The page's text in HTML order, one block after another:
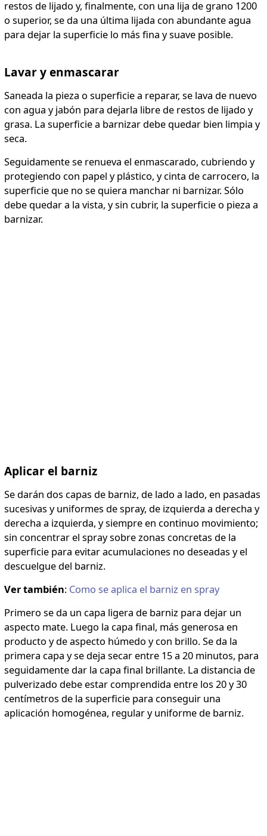
restos de lijado y, finalmente, con una lija de grano 1200
o superior, se da una última lijada con abundante agua
para dejar la superficie lo más fina y suave posible.
Lavar y enmascarar
Saneada la pieza o superficie a reparar, se lava de nuevo
con agua y jabón para dejarla libre de restos de lijado y
grasa. La superficie a barnizar debe quedar bien limpia y
seca.
Seguidamente se renueva el enmascarado, cubriendo y
protegiendo con papel y plástico, y cinta de carrocero, la
superficie que no se quiera manchar ni barnizar. Sólo
debe quedar a la vista, y sin cubrir, la superficie o pieza a
barnizar.
Aplicar el barniz
Se darán dos capas de barniz, de lado a lado, en pasadas
sucesivas y uniformes de spray, de izquierda a derecha y
derecha a izquierda, y siempre en continuo movimiento;
sin concentrar el spray sobre zonas concretas de la
superficie para evitar acumulaciones no deseadas y el
descuelgue del barniz.
Ver también: Como se aplica el barniz en spray
Primero se da un capa ligera de barniz para dejar un
aspecto mate. Luego la capa final, más generosa en
producto y de aspecto húmedo y con brillo. Se da la
primera capa y se deja secar entre 15 a 20 minutos, para
seguidamente dar la capa final brillante. La distancia de
pulverizado debe estar comprendida entre los 20 y 30
centímetros de la superficie para conseguir una
aplicación homogénea, regular y uniforme de barniz.